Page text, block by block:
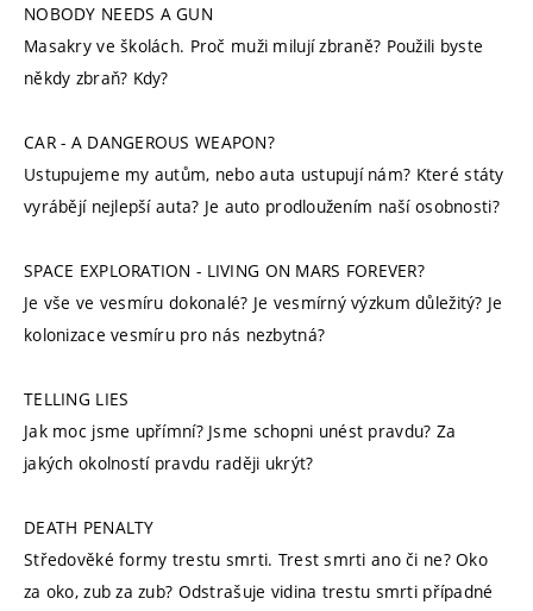
NOBODY NEEDS A GUN
Masakry ve školách. Proč muži milují zbraně? Použili byste
někdy zbraň? Kdy?
CAR - A DANGEROUS WEAPON?
Ustupujeme my autům, nebo auta ustupují nám? Které státy
vyrábějí nejlepší auta? Je auto prodloužením naší osobnosti?
SPACE EXPLORATION - LIVING ON MARS FOREVER?
Je vše ve vesmíru dokonalé? Je vesmírný výzkum důležitý? Je
kolonizace vesmíru pro nás nezbytná?
TELLING LIES
Jak moc jsme upřímní? Jsme schopni unést pravdu? Za
jakých okolností pravdu raději ukrýt?
DEATH PENALTY
Středověké formy trestu smrti. Trest smrti ano či ne? Oko
za oko, zub za zub? Odstrašuje vidina trestu smrti případné